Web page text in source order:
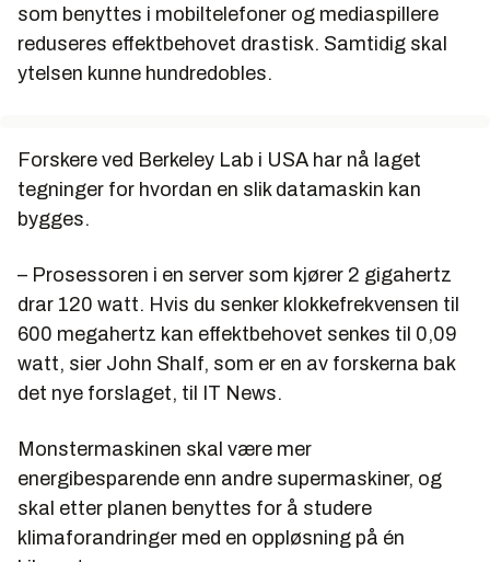
som benyttes i mobiltelefoner og mediaspillere
reduseres effektbehovet drastisk. Samtidig skal
ytelsen kunne hundredobles.
Forskere ved Berkeley Lab i USA har nå laget
tegninger for hvordan en slik datamaskin kan
bygges.
– Prosessoren i en server som kjører 2 gigahertz
drar 120 watt. Hvis du senker klokkefrekvensen til
600 megahertz kan effektbehovet senkes til 0,09
watt, sier John Shalf, som er en av forskerna bak
det nye forslaget, til IT News.
Monstermaskinen skal være mer
energibesparende enn andre supermaskiner, og
skal etter planen benyttes for å studere
klimaforandringer med en oppløsning på én